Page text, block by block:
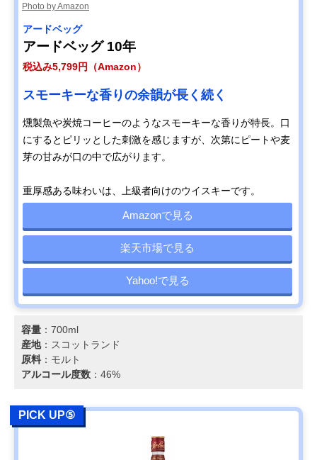
Photo by Amazon
アードベッグ
アードベッグ 10年
税込み5,799円（Amazon）
スモーキーな香りの余韻が長く続く
燻製魚や炭焼コーヒーのようなスモーキーな香りが特長。口
にするとピリッとした刺激を感じますが、次第にピートや麦
芽の甘みが口の中で広がります。
重厚感ある味わいは、上級者向けのウイスキーです。
Amazonで見る
楽天市場で見る
Yahoo!で見る
容量 ：700ml
産地：スコットランド
原料 ：モルト
アルコール度数 ：46%
PICK UP⑤